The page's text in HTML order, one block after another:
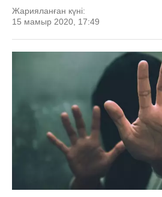
Жарияланған күні:
15 мамыр 2020, 17:49